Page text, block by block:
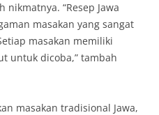
“Resep Jawa
masakan yang sangat
masakan memiliki
untuk dicoba,” tambah
masakan tradisional Jawa,